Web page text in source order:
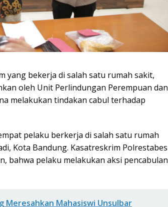
yang bekerja di salah satu rumah sakit,
oleh Unit Perlindungan Perempuan dan
melakukan tindakan cabul terhadap
pelaku berkerja di salah satu rumah
Kota Bandung. Kasatreskrim Polrestabes
bahwa pelaku melakukan aksi pencabulan
Meresahkan Mahasiswi Unsulbar